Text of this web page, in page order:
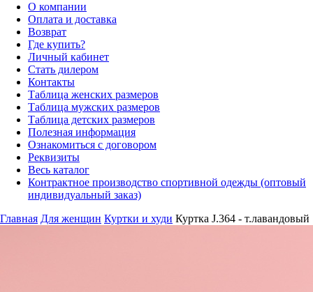
О компании
Оплата и доставка
Возврат
Где купить?
Личный кабинет
Стать дилером
Контакты
Таблица женских размеров
Таблица мужских размеров
Таблица детских размеров
Полезная информация
Ознакомиться с договором
Реквизиты
Весь каталог
Контрактное производство спортивной одежды (оптовый
индивидуальный заказ)
Главная Для женщин Куртки и худи Куртка J.364 - т.лавандовый